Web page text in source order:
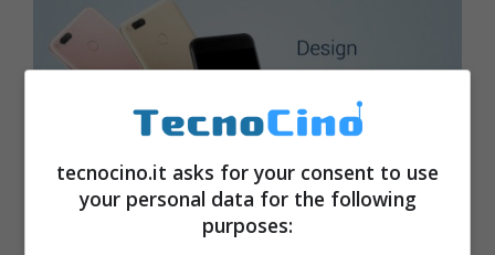
tecnocino.it asks for your consent to use
your personal data for the following
purposes: